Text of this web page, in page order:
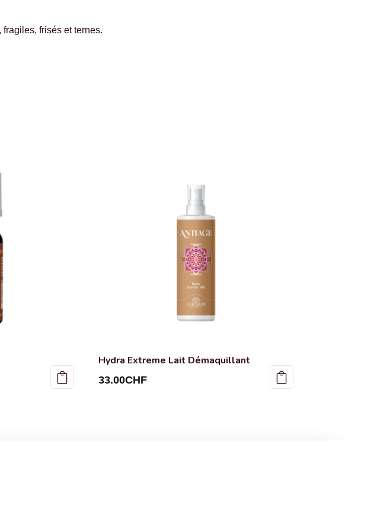
frisés et ternes.
Hydra Extreme Lait Démaquillant
33.00CHF